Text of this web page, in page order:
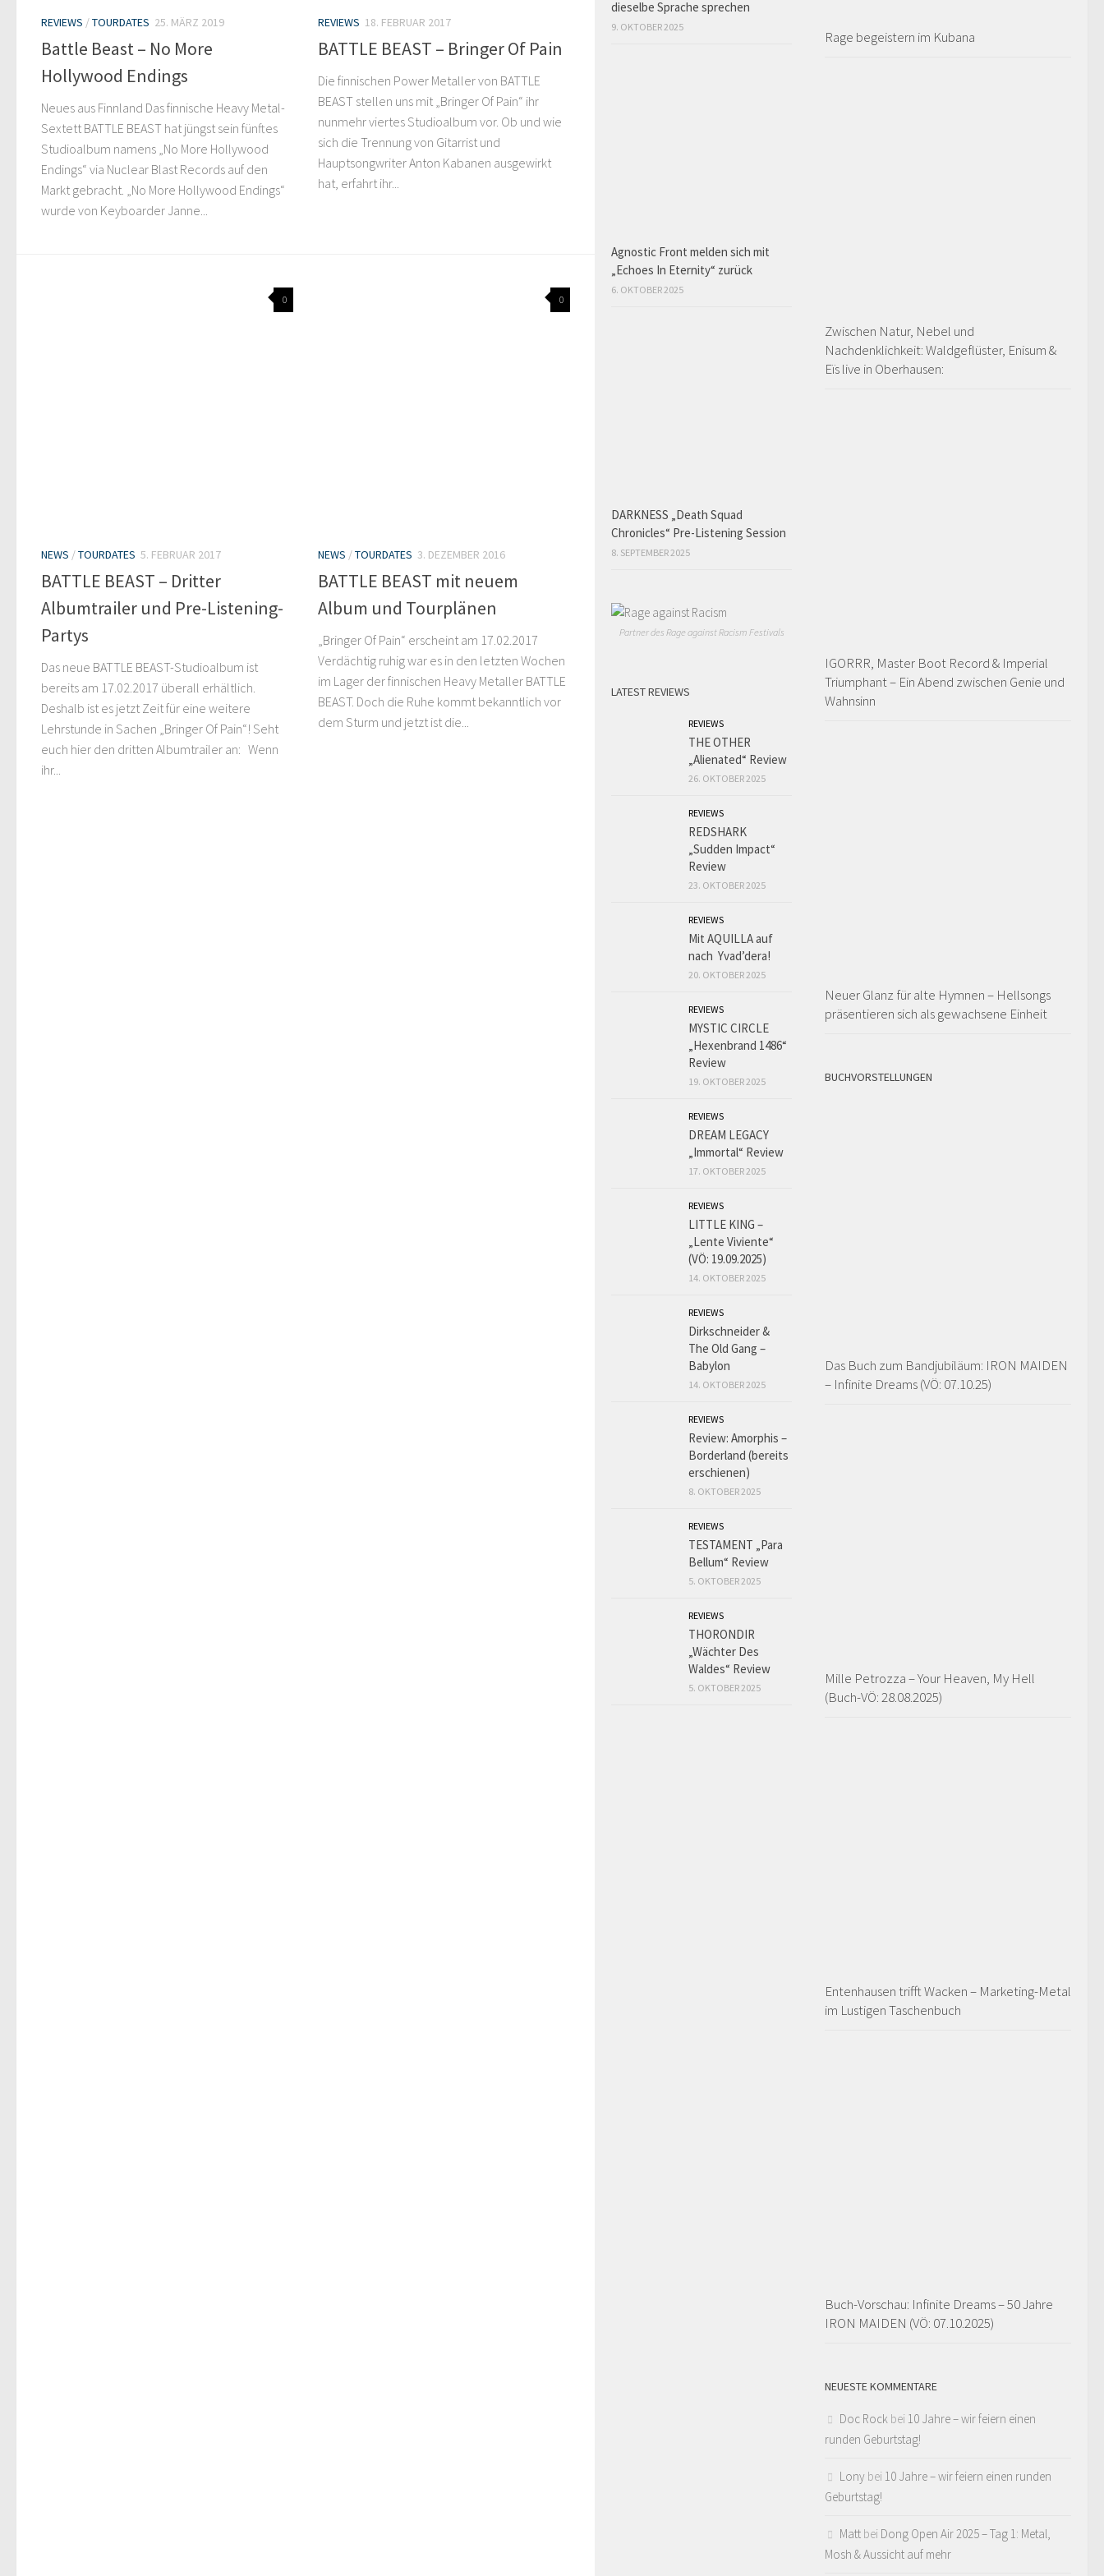
REVIEWS /TOURDATES 25. MÄRZ 2019
Battle Beast – No More
Hollywood Endings
Neues aus Finnland Das finnische Heavy Metal-
Sextett BATTLE BEAST hat jüngst sein fünftes
Studioalbum namens „No More Hollywood
Endings“ via Nuclear Blast Records auf den
Markt gebracht. „No More Hollywood Endings“
wurde von Keyboarder Janne...
REVIEWS 18. FEBRUAR 2017
BATTLE BEAST – Bringer Of Pain
Die finnischen Power Metaller von BATTLE
BEAST stellen uns mit „Bringer Of Pain“ ihr
nunmehr viertes Studioalbum vor. Ob und wie
sich die Trennung von Gitarrist und
Hauptsongwriter Anton Kabanen ausgewirkt
hat, erfahrt ihr...
0
NEWS /TOURDATES 5. FEBRUAR 2017
BATTLE BEAST – Dritter
Albumtrailer und Pre-Listening-
Partys
Das neue BATTLE BEAST-Studioalbum ist
bereits am 17.02.2017 überall erhältlich.
Deshalb ist es jetzt Zeit für eine weitere
Lehrstunde in Sachen „Bringer Of Pain“! Seht
euch hier den dritten Albumtrailer an: Wenn
ihr...
0
NEWS /TOURDATES 3. DEZEMBER 2016
BATTLE BEAST mit neuem
Album und Tourplänen
„Bringer Of Pain“ erscheint am 17.02.2017
Verdächtig ruhig war es in den letzten Wochen
im Lager der finnischen Heavy Metaller BATTLE
BEAST. Doch die Ruhe kommt bekanntlich vor
dem Sturm und jetzt ist die...
Rage begeistern im Kubana
Zwischen Natur, Nebel und
Nachdenklichkeit: Waldgeflüster, Enisum &
Eïs live in Oberhausen:
IGORRR, Master Boot Record & Imperial
Triumphant – Ein Abend zwischen Genie und
Wahnsinn
Neuer Glanz für alte Hymnen – Hellsongs
präsentieren sich als gewachsene Einheit
BUCHVORSTELLUNGEN
Das Buch zum Bandjubiläum: IRON MAIDEN
– Infinite Dreams (VÖ: 07.10.25)
Mille Petrozza – Your Heaven, My Hell
(Buch-VÖ: 28.08.2025)
Entenhausen trifft Wacken – Marketing-Metal
im Lustigen Taschenbuch
Buch-Vorschau: Infinite Dreams – 50 Jahre
IRON MAIDEN (VÖ: 07.10.2025)
NEUESTE KOMMENTARE
Doc Rock bei 10 Jahre – wir feiern einen
runden Geburtstag!
Lony bei 10 Jahre – wir feiern einen runden
Geburtstag!
Matt bei Dong Open Air 2025 – Tag 1: Metal,
Mosh & Aussicht auf mehr
dieselbe Sprache sprechen
9. OKTOBER 2025
Agnostic Front melden sich mit
„Echoes In Eternity“ zurück
6. OKTOBER 2025
DARKNESS „Death Squad
Chronicles“ Pre-Listening Session
8. SEPTEMBER 2025
Partner des Rage against Racism Festivals
LATEST REVIEWS
REVIEWS
THE OTHER
„Alienated“ Review
26. OKTOBER 2025
REVIEWS
REDSHARK
„Sudden Impact“
Review
23. OKTOBER 2025
REVIEWS
Mit AQUILLA auf
nach Yvad’dera!
20. OKTOBER 2025
REVIEWS
MYSTIC CIRCLE
„Hexenbrand 1486“
Review
19. OKTOBER 2025
REVIEWS
DREAM LEGACY
„Immortal“ Review
17. OKTOBER 2025
REVIEWS
LITTLE KING –
„Lente Viviente“
(VÖ: 19.09.2025)
14. OKTOBER 2025
REVIEWS
Dirkschneider &
The Old Gang –
Babylon
14. OKTOBER 2025
REVIEWS
Review: Amorphis –
Borderland (bereits
erschienen)
8. OKTOBER 2025
REVIEWS
TESTAMENT „Para
Bellum“ Review
5. OKTOBER 2025
REVIEWS
THORONDIR
„Wächter Des
Waldes“ Review
5. OKTOBER 2025